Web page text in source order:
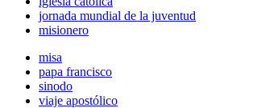
jornada mundial de la juventud
misionero
misa
papa francisco
sinodo
viaje apostólico